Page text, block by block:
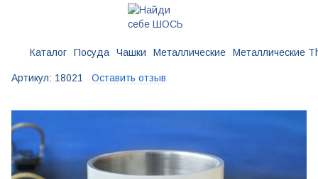
Каталог Посуда Чашки Металлические Металлические
Артикул: 18021 Оставить отзыв